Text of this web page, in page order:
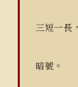
三短一長
暗號。